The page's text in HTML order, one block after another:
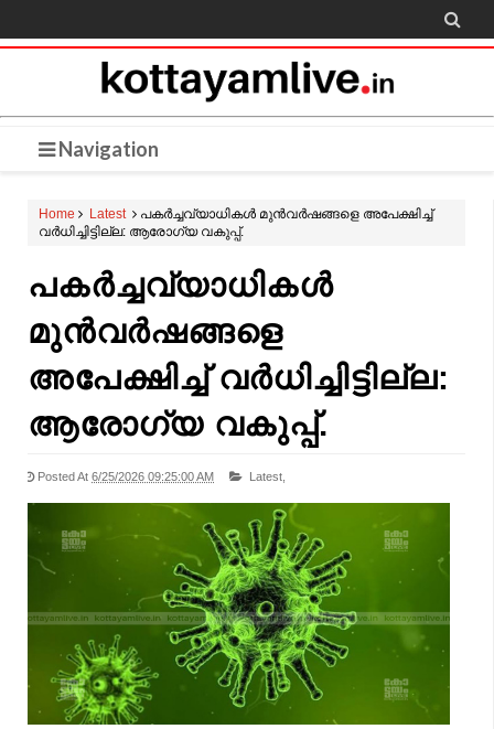

Navigation
Home Latest
പകർച്ചവ്യാധികൾ മുൻവർഷങ്ങളെ അപേക്ഷിച്ച്
വർധിച്ചിട്ടില്ല: ആരോഗ്യ വകുപ്പ്.
പകർച്ചവ്യാധികൾ
മുൻവർഷങ്ങളെ
അപേക്ഷിച്ച് വർധിച്ചിട്ടില്ല:
ആരോഗ്യ വകുപ്പ്.
Posted At 6/25/2026 09:25:00 AM Latest,